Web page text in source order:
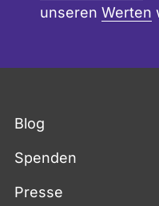
unseren Werten
Blog
Spenden
Presse